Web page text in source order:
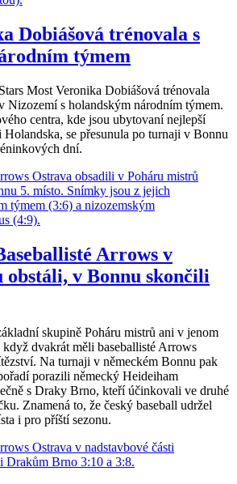
Dobiášová trénovala s
týmem
Most Veronika Dobiášová trénovala
Nizozemí s holandským národním týmem.
centra, kde jsou ubytovaní nejlepší
se přesunula po turnaji v Bonnu
dní.
Arrows v
v Bonnu skončili
skupině Poháru mistrů ani v jenom
když dvakrát měli baseballisté Arrows
Na turnaji v německém Bonnu pak
porazili německý Heideiham
s Draky Brno, kteří účinkovali ve druhé
Znamená to, že český baseball udržel
i pro příští sezonu.